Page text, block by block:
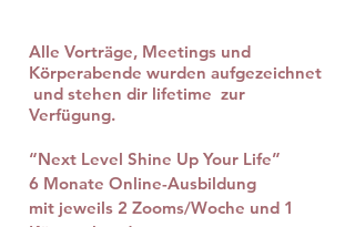
Alle Vorträge, Meetings und
Körperabende wurden aufgezeichnet
und stehen dir lifetime zur
Verfügung.
“Next Level Shine Up Your Life”
6 Monate Online-Ausbildung
mit jeweils 2 Zooms/Woche und 1